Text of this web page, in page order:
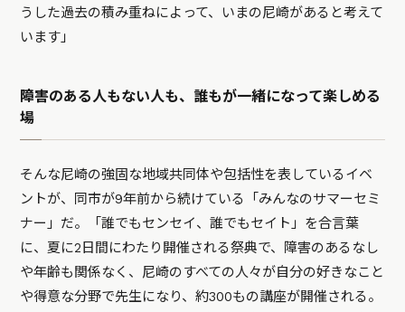
うした過去の積み重ねによって、いまの尼崎があると考えて
います」
障害のある人もない人も、誰もが一緒になって楽しめる
場
そんな尼崎の強固な地域共同体や包括性を表しているイベ
ントが、同市が9年前から続けている「みんなのサマーセミ
ナー」だ。「誰でもセンセイ、誰でもセイト」を合言葉
に、夏に2日間にわたり開催される祭典で、障害のあるなし
や年齢も関係なく、尼崎のすべての人々が自分の好きなこと
や得意な分野で先生になり、約300もの講座が開催される。